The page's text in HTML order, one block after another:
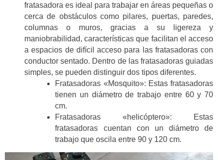
fratasadora es ideal para trabajar en áreas pequeñas o
cerca de obstáculos como pilares, puertas, paredes,
columnas o muros, gracias a su ligereza y
maniobrabilidad, características que facilitan el acceso
a espacios de difícil acceso para las fratasadoras con
conductor sentado. Dentro de las fratasadoras guiadas
simples, se pueden distinguir dos tipos diferentes.
Fratasadoras «Mosquito»: Estas fratasadoras
tienen un diámetro de trabajo entre 60 y 70
cm.
Fratasadoras «helicóptero»: Estas
fratasadoras cuentan con un diámetro de
trabajo que oscila entre 90 y 120 cm.